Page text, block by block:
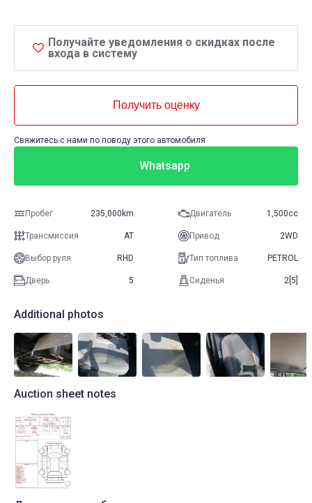
Получайте уведомления о скидках после
входа в систему
Получить оценку
Свяжитесь с нами по поводу этого автомобиля
Whatsapp
Пробег 235,000km Двигатель 1,500cc
Трансмиссия AT Привод 2WD
Выбор руля RHD Тип топлива PETROL
Дверь 5 Сиденья 2[5]
Additional photos
Auction sheet notes